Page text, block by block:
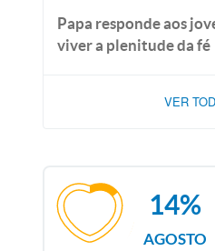
Papa responde aos
viver a plenitude da fé
VER
AGOSTO
14%